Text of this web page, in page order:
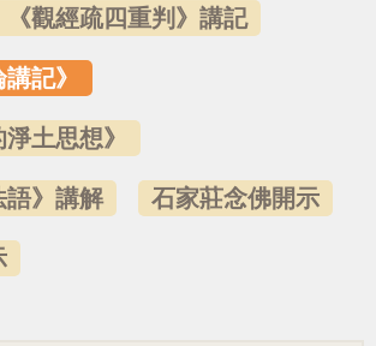
《觀經疏四重判》講記
記》
土思想》
語》講解 石家莊念佛開示